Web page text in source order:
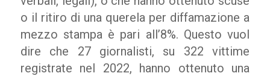
o il ritiro di una querela per diffamazione a
mezzo stampa è pari all’8%. Questo vuol
dire che 27 giornalisti, su 322 vittime
registrate nel 2022, hanno ottenuto una